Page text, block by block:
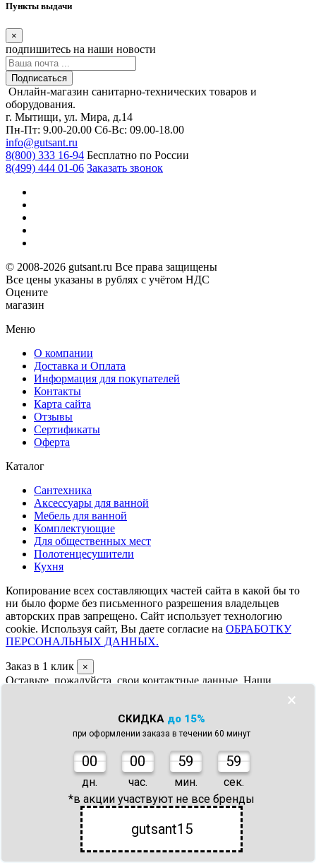
СКИДКА до 15%
при оформлении заказа в течении 60 минут
00
дн.
00
час.
59
мин.
59
сек.
*в акции участвуют не все бренды
gutsant15
×
Пункты выдачи
×
подпишитесь на наши новости
Подписаться
Онлайн-магазин санитарно-технических товаров и
оборудования.
г. Мытищи, ул. Мира, д.14
Пн-Пт: 9.00-20.00 Сб-Вс: 09.00-18.00
info@gutsant.ru
8(800) 333 16-94 Бесплатно по России
8(499) 444 01-06 Заказать звонок
© 2008-2026 gutsant.ru Все права защищены
Все цены указаны в рублях с учётом НДС
Оцените
магазин
Меню
О компании
Доставка и Оплата
Информация для покупателей
Контакты
Карта сайта
Отзывы
Сертификаты
Оферта
Каталог
Сантехника
Аксессуары для ванной
Мебель для ванной
Комплектующие
Для общественных мест
Полотенцесушители
Кухня
Копирование всех составляющих частей сайта в какой бы то
ни было форме без письменного разрешения владельцев
авторских прав запрещено. Сайт использует технологию
cookie. Используя сайт, Вы даете согласие на ОБРАБОТКУ
ПЕРСОНАЛЬНЫХ ДАННЫХ.
Заказ в 1 клик ×
Оставьте, пожалуйста, свои контактные данные. Наши
Минимальная сумма заказа плитки 3000 руб.
Смеситель для душа Paffoni Red RED015CR
+
Комментарий к заказу